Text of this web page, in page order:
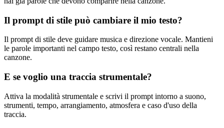
Il prompt di stile può cambiare il mio testo?
Il prompt di stile deve guidare musica e direzione vocale. Mantieni
le parole importanti nel campo testo, così restano centrali nella
canzone.
E se voglio una traccia strumentale?
Attiva la modalità strumentale e scrivi il prompt intorno a suono,
strumenti, tempo, arrangiamento, atmosfera e caso d'uso della
traccia.